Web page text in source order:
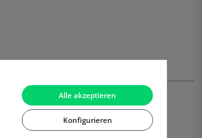
Alle akzeptieren
Konfigurieren